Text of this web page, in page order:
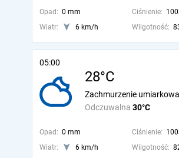
Opad: 0 mm Ciśnienie:
Wiatr:
6 km/h Wilgotność:
05:00
28°C
Odczuwalna 30°C
Zachmurzenie
Opad: 0 mm Ciśnienie:
Wiatr:
6 km/h Wilgotność: